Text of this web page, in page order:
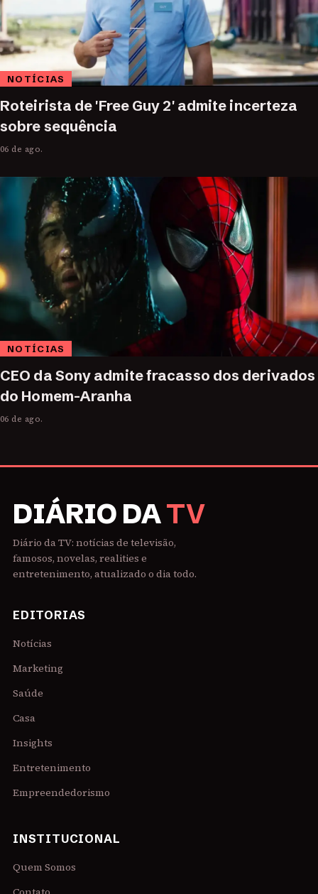
NOTÍCIAS
Roteirista de 'Free Guy 2' admite incerteza
sobre sequência
06 de ago.
NOTÍCIAS
CEO da Sony admite fracasso dos derivados
do Homem-Aranha
06 de ago.
DIÁRIO DATV
Diário da TV: notícias de televisão,
famosos, novelas, realities e
entretenimento, atualizado o dia todo.
EDITORIAS
Notícias
Marketing
Saúde
Casa
Insights
Entretenimento
Empreendedorismo
INSTITUCIONAL
Quem Somos